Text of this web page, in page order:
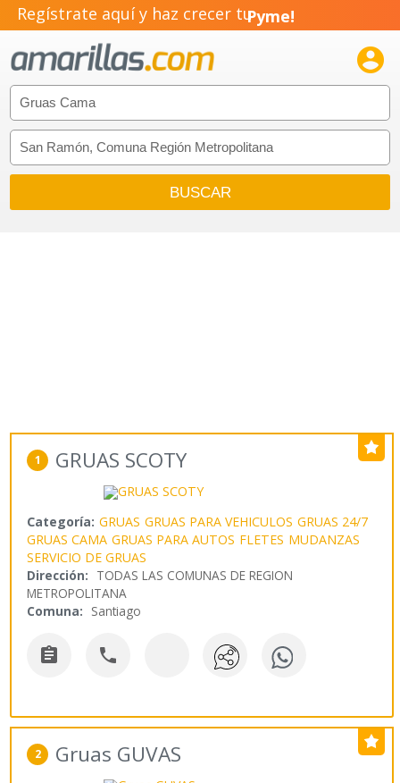
Regístrate aquí y haz crecer tuNegocio!
Emprendimiento!

1 GRUAS SCOTY
Categoría: GRUAS GRUAS PARA VEHICULOS GRUAS 24/7
GRUAS CAMA GRUAS PARA AUTOS FLETES MUDANZAS
SERVICIO DE GRUAS
Dirección: TODAS LAS COMUNAS DE REGION
METROPOLITANA
Comuna: Santiago
 
2 Gruas GUVAS